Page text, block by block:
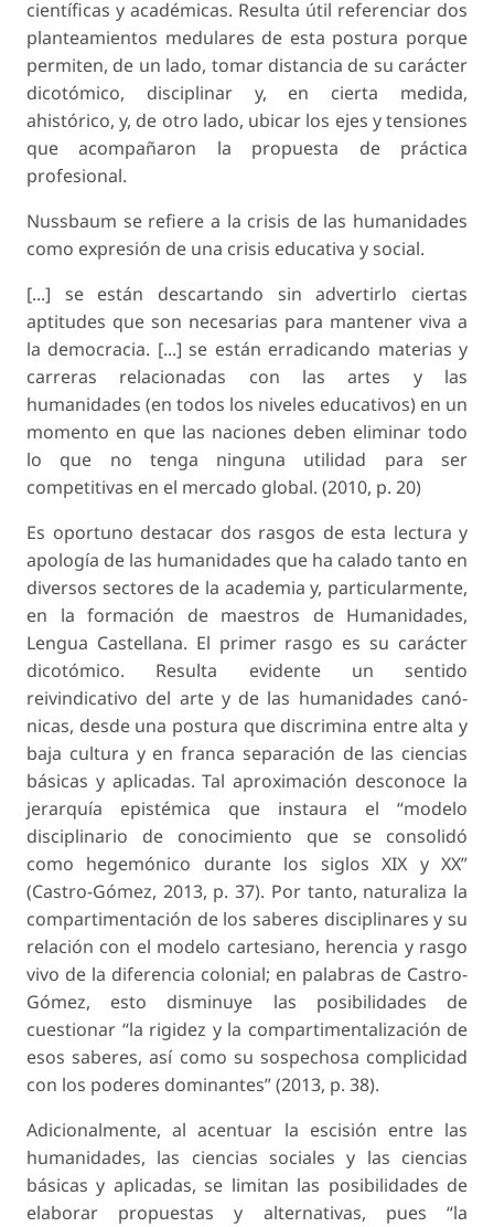
científicas y académicas. Resulta útil referenciar dos
planteamientos medulares de esta postura porque
permiten, de un lado, tomar distancia de su carácter
dicotómico, disciplinar y, en cierta medida,
ahistórico, y, de otro lado, ubicar los ejes y tensiones
que acompañaron la propuesta de práctica
profesional.
Nussbaum se refiere a la crisis de las humanidades
como expresión de una crisis educativa y social.
[...] se están descartando sin advertirlo ciertas
aptitudes que son necesarias para mantener viva a
la democracia. [...] se están erradicando materias y
carreras relacionadas con las artes y las
humanidades (en todos los niveles educativos) en un
momento en que las naciones deben eliminar todo
lo que no tenga ninguna utilidad para ser
competitivas en el mercado global. (2010, p. 20)
Es oportuno destacar dos rasgos de esta lectura y
apología de las humanidades que ha calado tanto en
diversos sectores de la academia y, particularmente,
en la formación de maestros de Humanidades,
Lengua Castellana. El primer rasgo es su carácter
dicotómico. Resulta evidente un sentido
reivindicativo del arte y de las humanidades canó-
nicas, desde una postura que discrimina entre alta y
baja cultura y en franca separación de las ciencias
básicas y aplicadas. Tal aproximación desconoce la
jerarquía epistémica que instaura el “modelo
disciplinario de conocimiento que se consolidó
como hegemónico durante los siglos XIX y XX”
(Castro-Gómez, 2013, p. 37). Por tanto, naturaliza la
compartimentación de los saberes disciplinares y su
relación con el modelo cartesiano, herencia y rasgo
vivo de la diferencia colonial; en palabras de Castro-
Gómez, esto disminuye las posibilidades de
cuestionar “la rigidez y la compartimentalización de
esos saberes, así como su sospechosa complicidad
con los poderes dominantes” (2013, p. 38).
Adicionalmente, al acentuar la escisión entre las
humanidades, las ciencias sociales y las ciencias
básicas y aplicadas, se limitan las posibilidades de
elaborar propuestas y alternativas, pues “la